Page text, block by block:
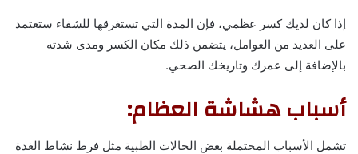
إذا كان لديك كسر عظمي، فإن المدة التي تستغرقها للشفاء ستعتمد
على العديد من العوامل، يتضمن ذلك مكان الكسر ومدى شدته
بالإضافة إلى عمرك وتاريخك الصحي.
أسباب هشاشة العظام:
تشمل الأسباب المحتملة بعض الحالات الطبية مثل فرط نشاط الغدة